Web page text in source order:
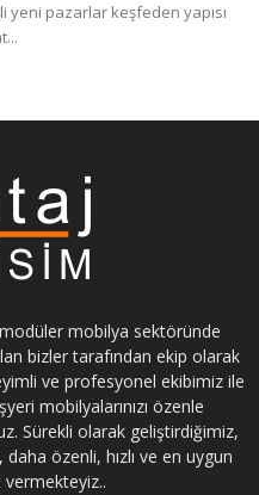
yeni pazarlar keşfeden yapısı
mobilya sektöründe
bizler tarafından ekip olarak
ve profesyonel ekibimiz ile
mobilyalarınızı özenle
Sürekli olarak geliştirdiğimiz,
özenli, hızlı ve en uygun